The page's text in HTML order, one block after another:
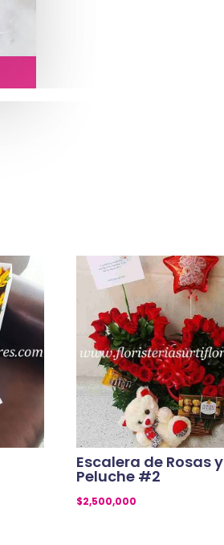
Escalera de Rosas y
Peluche #2
$2,500,000